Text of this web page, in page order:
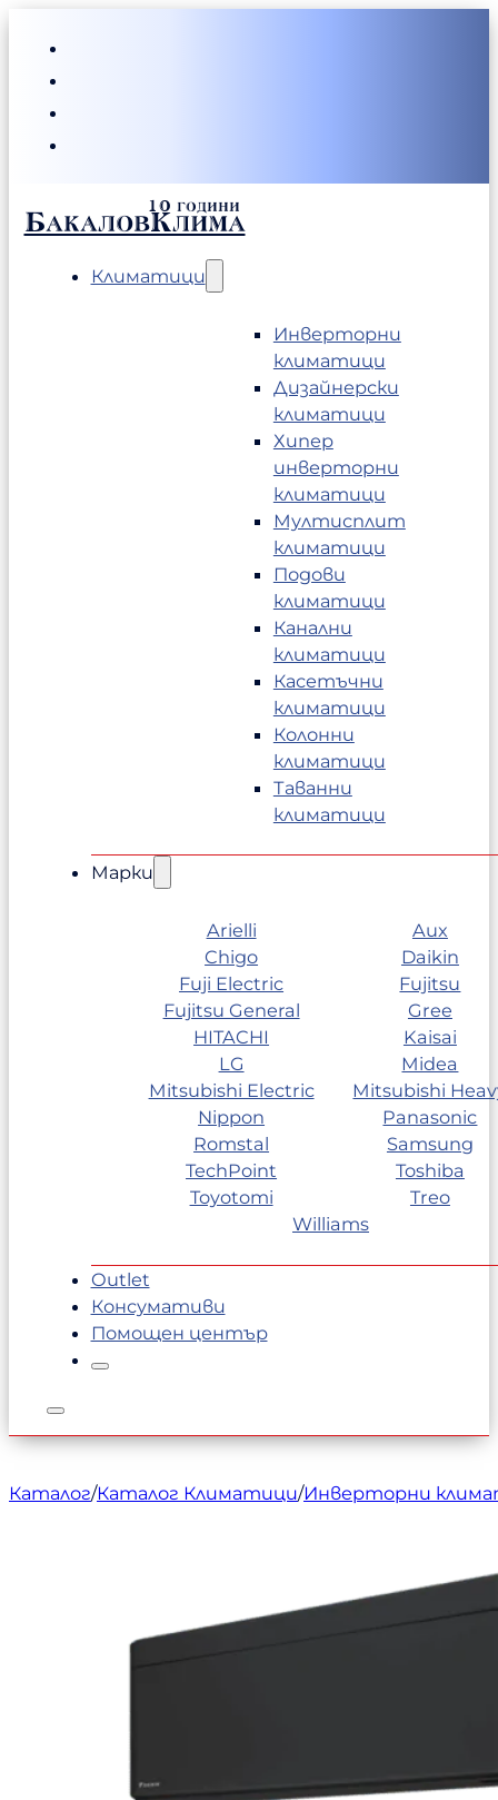
БакаловКлима
Климатици
Инверторни
климатици
Дизайнерски
климатици
Хипер
инверторни
климатици
Мултисплит
климатици
Подови
климатици
Канални
климатици
Касетъчни
климатици
Колонни
климатици
Таванни
климатици
Марки
Arielli
Aux
Chigo
Daikin
Fuji Electric
Fujitsu
Fujitsu General
Gree
HITACHI
Kaisai
LG
Midea
Mitsubishi Electric
Mitsubishi
Nippon
Panasonic
Romstal
Samsung
TechPoint
Toshiba
Toyotomi
Treo
Williams
Outlet
Консумативи
Помощен център
Каталог/Каталог Климатици/Инверторни